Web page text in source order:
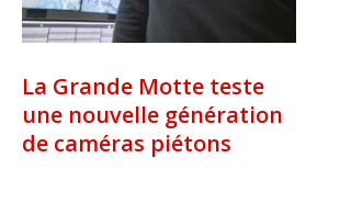
La Grande Motte teste
une nouvelle génération
de caméras piétons